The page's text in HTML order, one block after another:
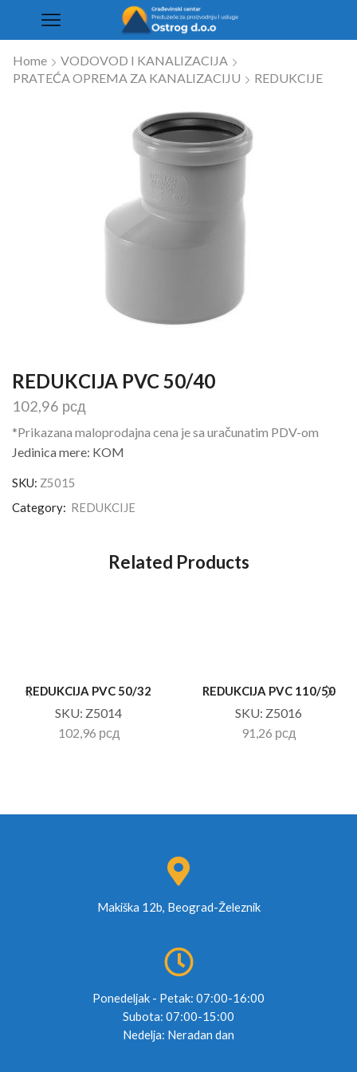
Home
VODOVOD I KANALIZACIJA
PRATEĆA OPREMA ZA KANALIZACIJU
REDUKCIJE
REDUKCIJA PVC 50/40
102,96 рсд
*Prikazana maloprodajna cena je sa uračunatim PDV-om
Jedinica mere: KOM
SKU: Z5015
Category: REDUKCIJE
Related Products
REDUKCIJA PVC 50/32
SKU: Z5014
102,96 рсд
REDUKCIJA PVC 110/50
SKU: Z5016
91,26 рсд
Makiška 12b, Beograd-Železnik
Ponedeljak - Petak: 07:00-16:00
Subota: 07:00-15:00
Nedelja: Neradan dan